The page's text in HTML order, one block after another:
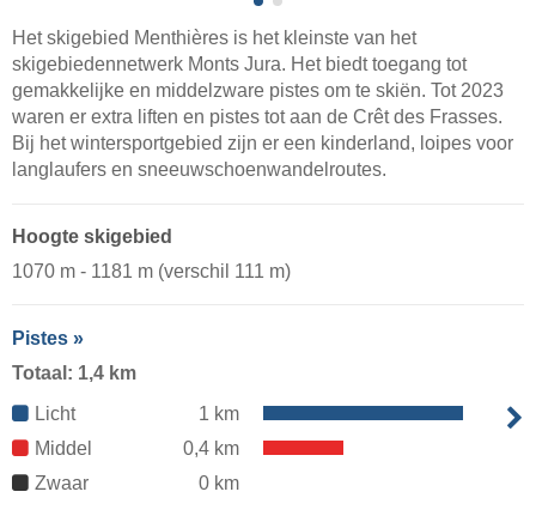
Het skigebied Menthières is het kleinste van het
skigebiedennetwerk Monts Jura. Het biedt toegang tot
gemakkelijke en middelzware pistes om te skiën. Tot 2023
waren er extra liften en pistes tot aan de Crêt des Frasses.
Bij het wintersportgebied zijn er een kinderland, loipes voor
langlaufers en sneeuwschoenwandelroutes.
Hoogte skigebied
1070 m - 1181 m (verschil 111 m)
Pistes »
Totaal: 1,4 km
Licht
1 km
Middel
0,4 km
Zwaar
0 km